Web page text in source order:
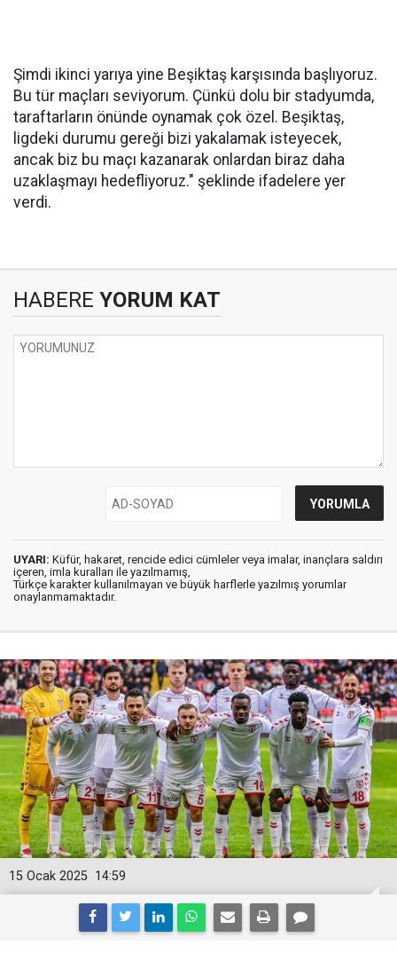
Şimdi ikinci yarıya yine Beşiktaş karşısında başlıyoruz.
Bu tür maçları seviyorum. Çünkü dolu bir stadyumda,
taraftarların önünde oynamak çok özel. Beşiktaş,
ligdeki durumu gereği bizi yakalamak isteyecek,
ancak biz bu maçı kazanarak onlardan biraz daha
uzaklaşmayı hedefliyoruz." şeklinde ifadelere yer
verdi.
HABERE YORUM KAT
UYARI: Küfür, hakaret, rencide edici cümleler veya imalar, inançlara saldırı
içeren, imla kuralları ile yazılmamış,
Türkçe karakter kullanılmayan ve büyük harflerle yazılmış yorumlar
onaylanmamaktadır.
14:59
15 Ocak 2025